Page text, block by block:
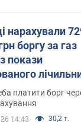
нарахували
боргу за газ
покази
ухвалив
рішення
платити борг
14:43 30,2 т.